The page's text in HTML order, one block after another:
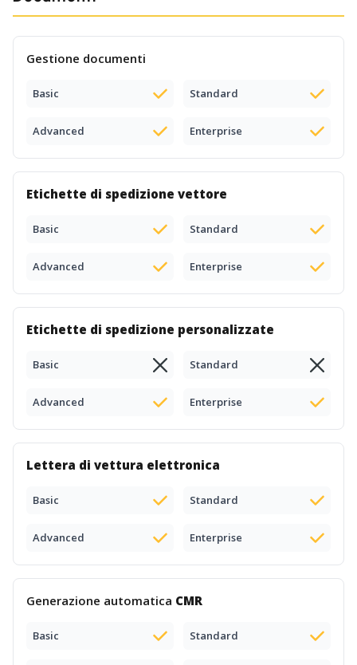
Gestione documenti
Basic Standard
Advanced Enterprise
Etichette di spedizione vettore
Basic Standard
Advanced Enterprise
Etichette di spedizione personalizzate
Basic Standard
Advanced Enterprise
Lettera di vettura elettronica
Basic Standard
Advanced Enterprise
Generazione automatica CMR
Basic Standard